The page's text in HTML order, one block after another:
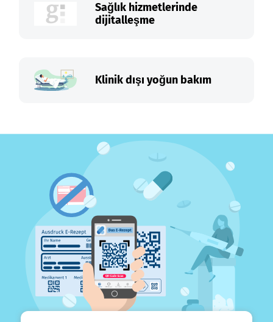
Sağlık hizmetlerinde
dijitalleşme
Klinik dışı yoğun bakım